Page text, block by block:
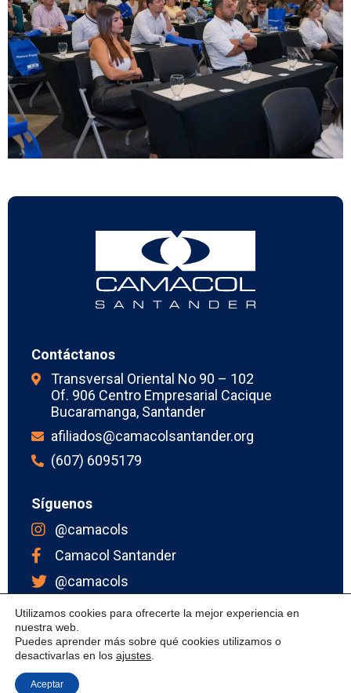
Contáctanos
Transversal Oriental No 90 – 102
Of. 906 Centro Empresarial Cacique
Bucaramanga, Santander
afiliados@camacolsantander.org
(607) 6095179
Síguenos
@camacols
Camacol Santander
@camacols
Camacol Santander
Política de privacidad| Copyright © 2023 Powered by
Utilizamos cookies para ofrecerte la mejor experiencia en
nuestra web.
Puedes aprender más sobre qué cookies utilizamos o
desactivarlas en los ajustes
Aceptar